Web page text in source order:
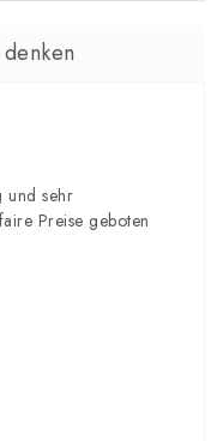
und sehr
Preise geboten